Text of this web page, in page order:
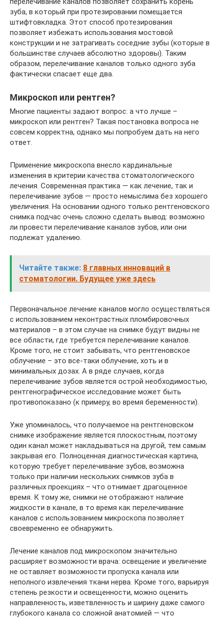
зуба, в который при протезировании помещается
штифтовкладка. Этот способ протезирования
позволяет избежать использования мостовой
конструкции и не затрагивать соседние зубы (которые в
большинстве случаев абсолютно здоровы). Таким
образом, перелечивание каналов только одного зуба
фактически спасает еще два.
Микроскоп или рентген?
Многие пациенты задают вопрос: а что лучше –
микроскоп или рентген? Такая постановка вопроса не
совсем корректна, однако мы попробуем дать на него
ответ.
Применение микроскопа внесло кардинальные
изменения в критерии качества стоматологического
лечения. Современная практика — как лечение, так и
перелечивание зубов — просто немыслима без хорошего
увеличения. На основании одного только рентгеновского
снимка подчас очень сложно сделать вывод: возможно
ли провести перелечивание каналов зубов, или они
подлежат удалению.
Читайте также: 8 главных инноваций в
стоматологии. Будущее уже здесь
Первоначальное лечение каналов могло осуществляться
с использованием неконтрастных пломбировочных
материалов – в этом случае на снимке будут видны не
все области, где требуется перелечивание каналов.
Кроме того, не стоит забывать, что рентгеновское
облучение – это все-таки облучение, хоть и в
минимальных дозах. А в ряде случаев, когда
перелечивание зубов является острой необходимостью,
рентгенографическое исследование может быть
противопоказано (к примеру, во время беременности).
Уже упоминалось, что получаемое на рентгеновском
снимке изображение является плоскостным, поэтому
один канал может накладываться на другой, тем самым
закрывая его. Полноценная диагностическая картина,
которую требует перелечивание зубов, возможна
только при наличии нескольких снимков зуба в
различных проекциях – что отнимает драгоценное
время. К тому же, снимки не отображают наличие
жидкости в канале, в то время как перелечивание
каналов с использованием микроскопа позволяет
своевременно ее обнаружить.
Лечение каналов под микроскопом значительно
расширяет возможности врача: освещение и увеличение
не оставляет возможности пропуска канала или
неполного извлечения ткани нерва. Кроме того, варьируя
степень резкости и освещенности, можно оценить
направленность, изветвленность и ширину даже самого
глубокого канала со сложной анатомией — что